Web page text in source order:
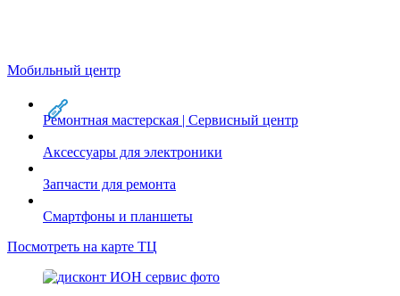
Мобильный центр
Ремонтная мастерская | Сервисный центр
Аксессуары для электроники
Запчасти для ремонта
Смартфоны и планшеты
Посмотреть на карте ТЦ